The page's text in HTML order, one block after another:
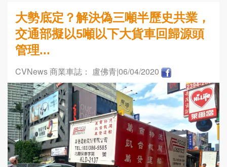
大勢底定？解決偽三噸半歷史共業，
交通部擬以5噸以下大貨車回歸源頭
管理...
CVNews 商業車誌： 盧佛青|06/04/2020